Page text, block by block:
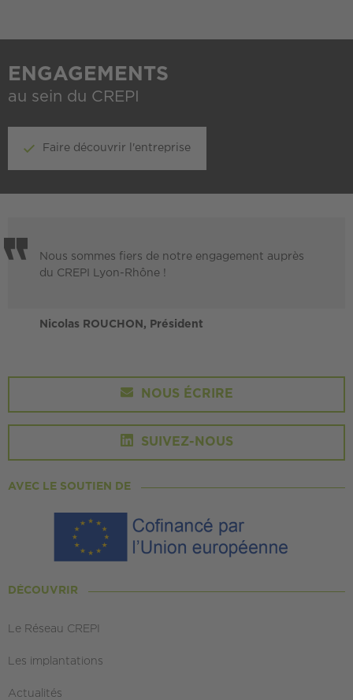
ENGAGEMENTS
au sein du CREPI
Faire découvrir l'entreprise
Nous sommes fiers de notre engagement auprès
du CREPI Lyon-Rhône !
Nicolas ROUCHON, Président
NOUS ÉCRIRE
SUIVEZ-NOUS
AVEC LE SOUTIEN DE
DÉCOUVRIR
Le Réseau CREPI
Les implantations
Actualités